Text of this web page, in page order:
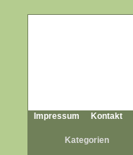
Impressum Kontakt
Kategorien